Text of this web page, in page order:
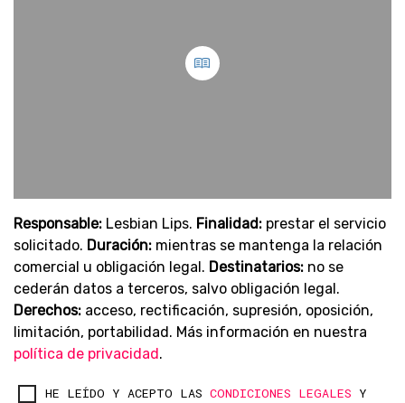
Responsable: Lesbian Lips. Finalidad: prestar el servicio
solicitado. Duración: mientras se mantenga la relación
comercial u obligación legal. Destinatarios: no se
cederán datos a terceros, salvo obligación legal.
Derechos: acceso, rectificación, supresión, oposición,
limitación, portabilidad. Más información en nuestra
política de privacidad.
HE LEÍDO Y ACEPTO LAS CONDICIONES LEGALES Y